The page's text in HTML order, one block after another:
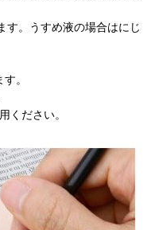
。うすめ液の場合はにじ
。
ください。